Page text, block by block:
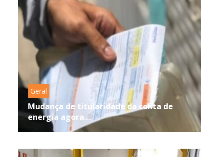
Geral
Mudança de titularidade da conta de
energia agora...